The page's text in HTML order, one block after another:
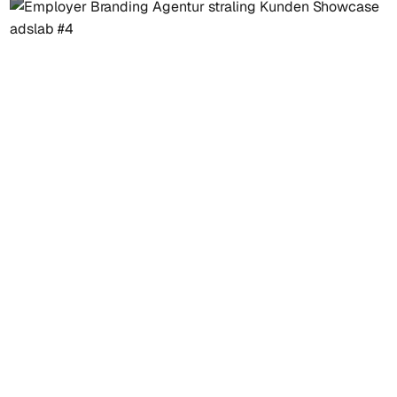
die ihre Arbeitsabläufe nachhaltig optimieren möchten.